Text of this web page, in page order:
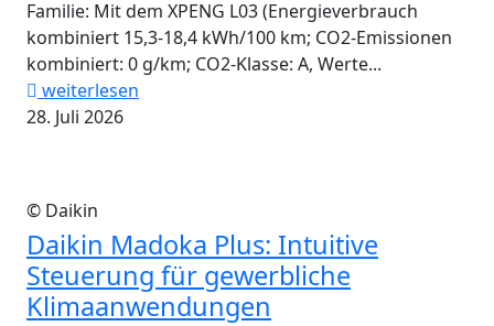
Familie: Mit dem XPENG L03 (Energieverbrauch
kombiniert 15,3-18,4 kWh/100 km; CO2-Emissionen
kombiniert: 0 g/km; CO2-Klasse: A, Werte...
weiterlesen
28. Juli 2026
© Daikin
Daikin Madoka Plus: Intuitive
Steuerung für gewerbliche
Klimaanwendungen